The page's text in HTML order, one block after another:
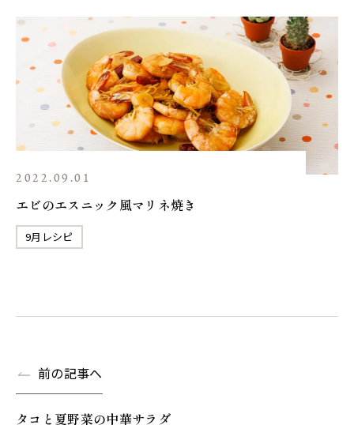
2022.09.01
エビのエスニック風マリネ焼き
9月レシピ
前の記事へ
タコと夏野菜の中華サラダ